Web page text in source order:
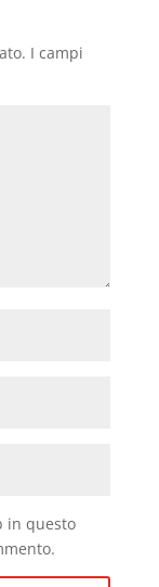
I campi
in questo